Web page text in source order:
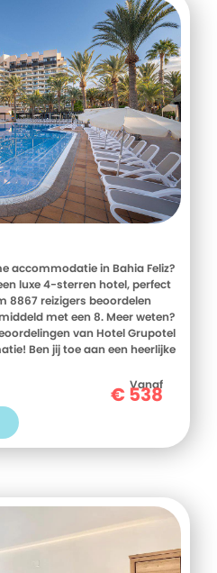
accommodatie in Bahia Feliz?
luxe 4-sterren hotel, perfect
8867 reizigers beoordelen
met een 8. Meer weten?
van Hotel Grupotel
Ben jij toe aan een heerlijke
Vanaf
€538